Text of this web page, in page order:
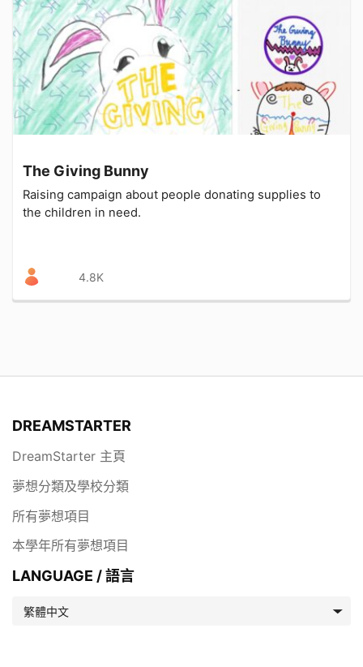
The Giving Bunny
Raising campaign about people donating supplies to
the children in need.
4.8K
DREAMSTARTER
DreamStarter 主頁
夢想分類及學校分類
所有夢想項目
本學年所有夢想項目
LANGUAGE / 語言